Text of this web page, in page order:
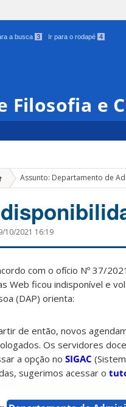
a busca 3 Ir para o rodapé 4
Filosofia e
Assunto: Departamento de
10/2021 16:19
com o ofício Nº 37/
Web ficou indisponível e
(DAP) orienta:
de então, novos
Os servidores
a opção no SIGAC
sugerimos acessar o